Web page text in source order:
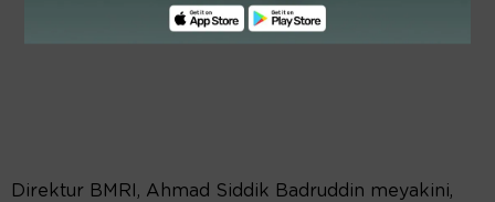
Direktur BMRI, Ahmad Siddik Badruddin meyakini,